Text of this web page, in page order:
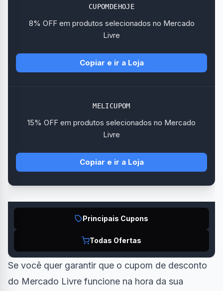
CUPOMDEHOJE
8% OFF em produtos selecionados no Mercado
Livre
Copiar e ir a Loja
MELICUPOM
15% OFF em produtos selecionados no Mercado
Livre
Copiar e ir a Loja
Principais Cupons
Todas Ofertas
Se você quer garantir que o cupom de desconto
do Mercado Livre funcione na hora da sua